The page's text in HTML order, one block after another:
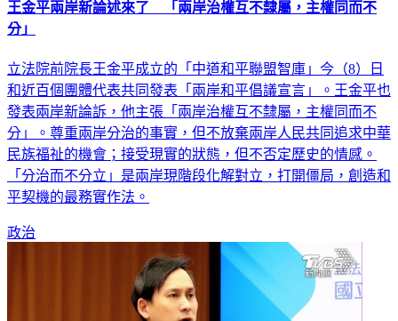
王金平兩岸新論述來了 「兩岸治權互不隸屬，主權同而不
分」
立法院前院長王金平成立的「中道和平聯盟智庫」今（8）日
和近百個團體代表共同發表「兩岸和平倡議宣言」。王金平也
發表兩岸新論訴，他主張「兩岸治權互不隸屬，主權同而不
分」。尊重兩岸分治的事實，但不放棄兩岸人民共同追求中華
民族福祉的機會；接受現實的狀態，但不否定歷史的情感。
「分治而不分立」是兩岸現階段化解對立，打開僵局，創造和
平契機的最務實作法。
政治